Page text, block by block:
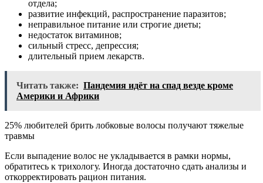
отдела;
развитие инфекций, распространение паразитов;
неправильное питание или строгие диеты;
недостаток витаминов;
сильный стресс, депрессия;
длительный прием лекарств.
Читать также: Пандемия идёт на спад везде кроме
Америки и Африки
25% любителей брить лобковые волосы получают тяжелые
травмы
Если выпадение волос не укладывается в рамки нормы,
обратитесь к трихологу. Иногда достаточно сдать анализы и
откорректировать рацион питания.